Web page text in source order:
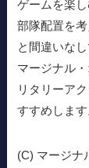
ゲームを楽
部隊配置を
と間違いなし
マージナル
リタリーア
すすめします
(C) マージ